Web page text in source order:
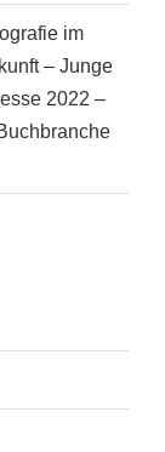
im
– Junge
2022 –